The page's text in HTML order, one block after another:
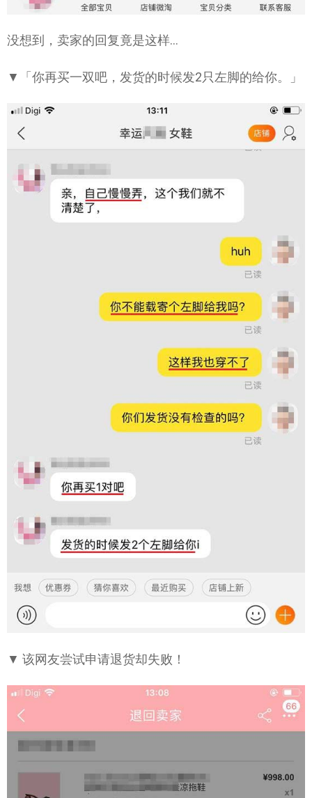
没想到，卖家的回复竟是这样…
▼「你再买一双吧，发货的时候发2只左脚的给你。」
▼ 该网友尝试申请退货却失败！